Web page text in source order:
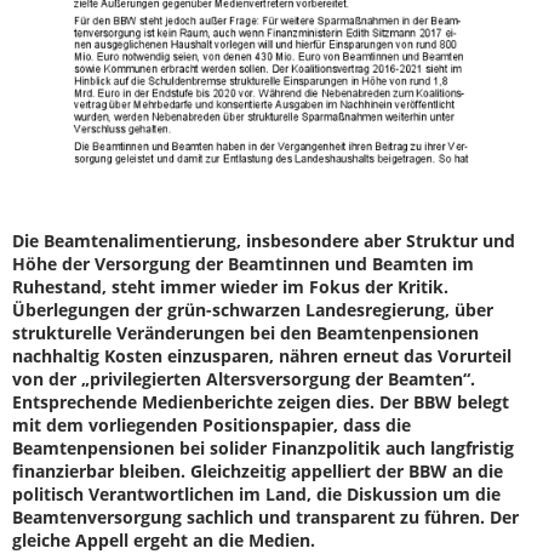
Die Beamtenalimentierung, insbesondere aber Struktur und
Höhe der Versorgung der Beamtinnen und Beamten im
Ruhestand, steht immer wieder im Fokus der Kritik.
Überlegungen der grün-schwarzen Landesregierung, über
strukturelle Veränderungen bei den Beamtenpensionen
nachhaltig Kosten einzusparen, nähren erneut das Vorurteil
von der „privilegierten Altersversorgung der Beamten“.
Entsprechende Medienberichte zeigen dies. Der BBW belegt
mit dem vorliegenden Positionspapier, dass die
Beamtenpensionen bei solider Finanzpolitik auch langfristig
finanzierbar bleiben. Gleichzeitig appelliert der BBW an die
politisch Verantwortlichen im Land, die Diskussion um die
Beamtenversorgung sachlich und transparent zu führen. Der
gleiche Appell ergeht an die Medien.